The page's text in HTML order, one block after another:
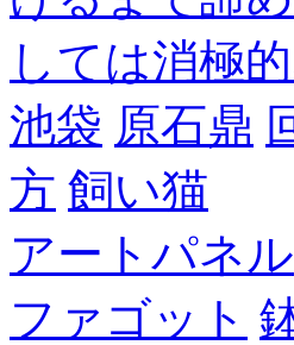
しては消極
池袋 原石鼎
方 飼い猫
アートパネル
ファゴット